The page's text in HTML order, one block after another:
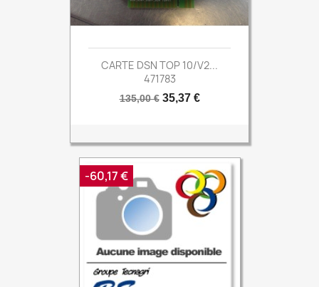
CARTE DSN TOP 10/V2...
471783
Prix
135,00 € Prix
35,37 €
-60,17 €